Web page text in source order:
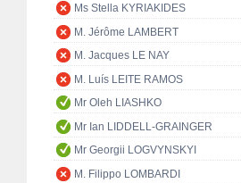
Ms Stella KYRIAKIDES
M. Jérôme LAMBERT
M. Jacques LE NAY
M. Luís LEITE RAMOS
Mr Oleh LIASHKO
Mr Ian LIDDELL-GRAINGER
Mr Georgii LOGVYNSKYI
M. Filippo LOMBARDI